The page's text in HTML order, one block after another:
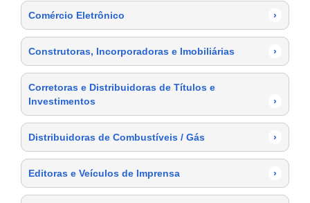
Comércio Eletrônico ›
Construtoras, Incorporadoras e Imobiliárias ›
Corretoras e Distribuidoras de Títulos e
Investimentos
›
Distribuidoras de Combustíveis / Gás ›
Editoras e Veículos de Imprensa ›